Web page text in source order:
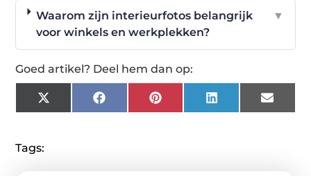
Waarom zijn interieurfotos belangrijk
voor winkels en werkplekken?
▼
Goed artikel? Deel hem dan op:
X
(Twitter)
FacebookPinterestLinkedIn Email
Tags: